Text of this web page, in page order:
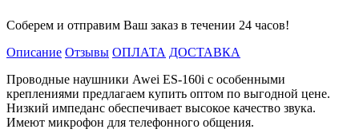
Соберем и отправим Ваш заказ в течении 24 часов!
Описание Отзывы ОПЛАТА ДОСТАВКА
Проводные наушники Awei ES-160i с особенными
креплениями предлагаем купить оптом по выгодной цене.
Низкий импеданс обеспечивает высокое качество звука.
Имеют микрофон для телефонного общения.